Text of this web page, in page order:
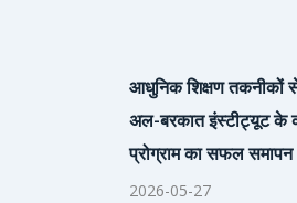
आधुनिक शिक्षण तकनीकों
अल-बरकात इंस्टीट्यूट के
प्रोग्राम का सफल समापन
2026-05-27